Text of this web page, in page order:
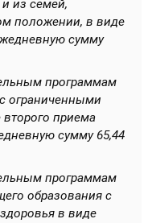
из семей,
положении, в виде
сумму
программам
ограниченными
приема
сумму 65,44
программам
образования с
в виде